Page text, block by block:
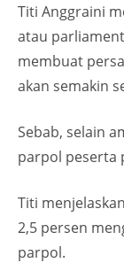
Titi Anggraini
atau
membuat
akan semakin
Sebab, selain
parpol peserta
Titi
2,5 persen
parpol.